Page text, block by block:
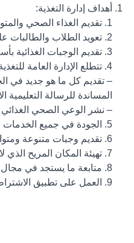
أهداف إدارة التغذية:
1. تقديم الغذاء الصحي والمتوازن للطلاب في المطاعم التي تشرف عليها الإدارة.
2. تعويد الطلاب والطالبات على العادات الغذائية السليمة.
3. تقديم الوجبات الغذائية بأسعار رمزية لمساعدة الطلاب والطالبات مادياً.
4. تتطلع الإدارة العامة للتغذية إلى:
– تقديم كل ما هو جديد في
المساندة للرسالة التعليمية
– نشر الوعي الصحي
5. الجودة في جميع الخدمات التي تقدم لمنسوبي الجامعة وزوارها سواء في المظهر أو المذاق.
6. تقديم وجبات متنوعة ومتوازنة وصحية.
7. تهيئة المكان المريح الذي لا يمل المرتاد له من منسوبي الجامعة وزوارها من الجلوس فيه.
8. متابعة ما يستجد في مجال الغذاء سعياً في تحقيق رغبات المستفيدين
9. العمل على تطبيق الاشتراطات الصحية عند إعداد الوجبات الغذائية لإنتاج وجبات عالية من حيث الجودة والسلامة